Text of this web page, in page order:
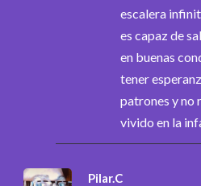
escalera
es capaz de
en buenas
tener
patrones y no
vivido en la
Pilar.C